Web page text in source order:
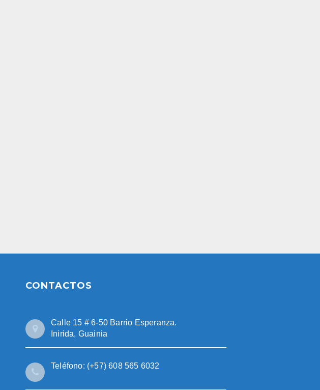
CONTACTOS
Calle 15 # 6-50 Barrio Esperanza.
Inirida, Guainia
Teléfono: (+57) 608 565 6032